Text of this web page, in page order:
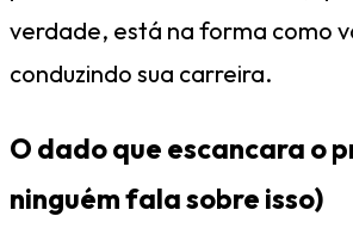
verdade, está na forma como
conduzindo sua carreira.
O dado que escancara o
ninguém fala sobre isso)